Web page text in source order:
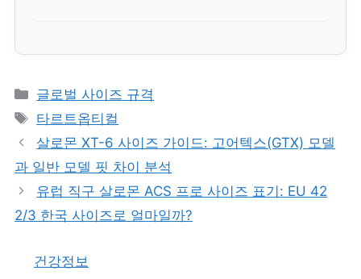
카
테
고
리
글로벌 사이즈 규격
태
그
타르트옵티컬
살로몬 XT-6 사이즈 가이드: 고어텍스(GTX) 모델
과 일반 모델 핏 차이 분석
유럽 직구 살로몬 ACS 프로 사이즈 표기: EU 42
2/3 한국 사이즈로 얼마일까?
건강정보